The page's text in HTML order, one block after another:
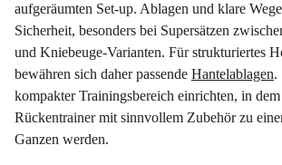
aufgeräumten Set-up. Ablagen und klare
Sicherheit, besonders bei Supersätzen
und Kniebeuge-Varianten. Für strukturiertes
bewähren sich daher passende Hantelablagen.
kompakter Trainingsbereich einrichten, in
Rückentrainer mit sinnvollem Zubehör zu
Ganzen werden.